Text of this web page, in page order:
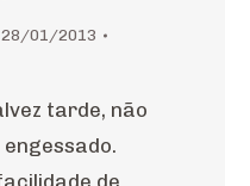
28/01/2013
tarde, não